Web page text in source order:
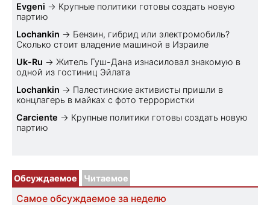
Evgeni → Крупные политики готовы создать новую
партию
Lochankin → Бензин, гибрид или электромобиль?
Cколько стоит владение машиной в Израиле
Uk-Ru → Житель Гуш-Дана изнасиловал знакомую в
одной из гостиниц Эйлата
Lochankin → Палестинские активисты пришли в
концлагерь в майках с фото террористки
Carciente → Крупные политики готовы создать новую
партию
Обсуждаемое Читаемое
Самое обсуждаемое за неделю